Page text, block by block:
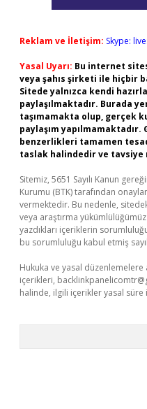
Reklam ve İletişim: Skype:
Yasal Uyarı: Bu internet
veya şahıs şirketi ile hiçbir
Sitede yalnızca kendi
paylaşılmaktadır. Burada
taşımamakta olup, gerçek
paylaşım
benzerlikleri tamamen
taslak halindedir ve tavsiye
Sitemiz, 5651 Sayılı Kanun
Kurumu (BTK) tarafından
vermektedir. Bu nedenle,
veya araştırma
yazdıkları içeriklerin
bu sorumluluğu kabul etmiş
Hukuka ve yasal düzenlemelere
içerikleri,
halinde, ilgili içerikler yasal süre